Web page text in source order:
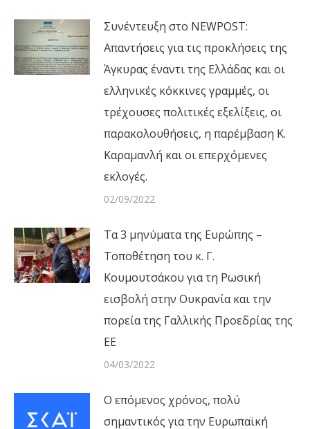
Συνέντευξη στο NEWPOST:
Απαντήσεις για τις προκλήσεις της
Άγκυρας έναντι της Ελλάδας και οι
ελληνικές κόκκινες γραμμές, οι
τρέχουσες πολιτικές εξελίξεις, οι
παρακολουθήσεις, η παρέμβαση Κ.
Καραμανλή και οι επερχόμενες
εκλογές.
02/09/2022
Τα 3 μηνύματα της Ευρώπης –
Τοποθέτηση του κ. Γ.
Κουμουτσάκου για τη Ρωσική
εισβολή στην Ουκρανία και την
πορεία της Γαλλικής Προεδρίας της
ΕΕ
04/03/2022
Ο επόμενος χρόνος, πολύ
σημαντικός για την Ευρωπαϊκή